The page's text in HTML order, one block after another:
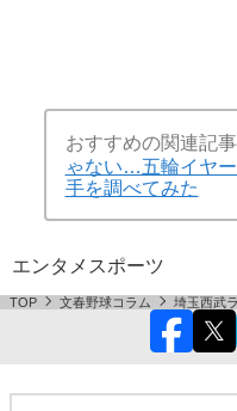
おすすめの関連記
ゃない…五輪イヤ
手を調べてみた
エンタメ スポーツ
TOP 文春野球コラム 埼玉西武